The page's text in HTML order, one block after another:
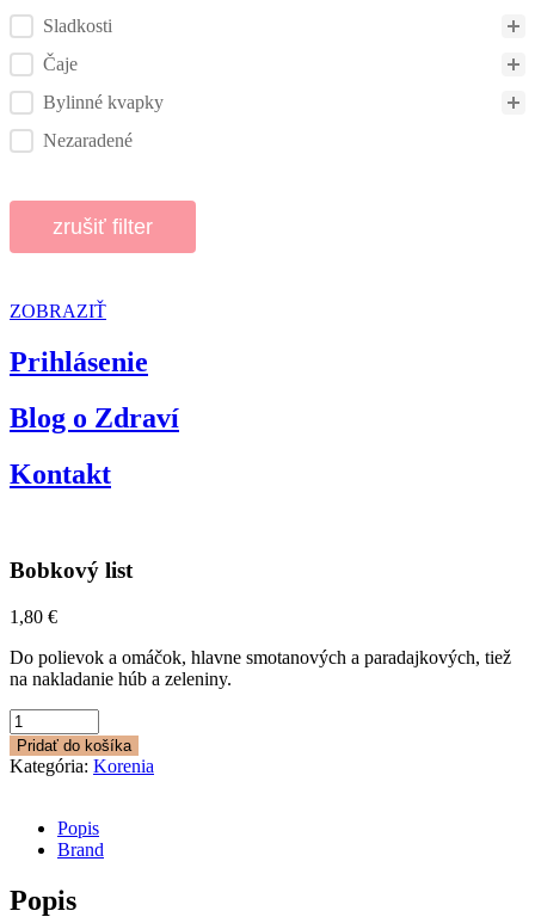
Sladkosti
Čaje
Bylinné kvapky
Nezaradené
zrušiť filter
ZOBRAZIŤ
Prihlásenie
Blog o Zdraví
Kontakt
Bobkový list
1,80 €
Do polievok a omáčok, hlavne smotanových a paradajkových, tiež
na nakladanie húb a zeleniny.
množstvo
Bobkový
list
Pridať do košíka
Kategória: Korenia
Popis
Brand
Popis